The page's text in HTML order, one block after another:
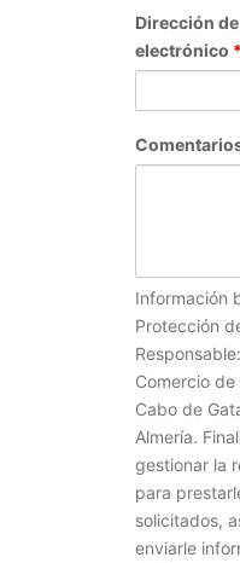
Dirección
electrónico *
Información
Protección
Comercio de
Cabo de
Almería.
gestionar la
para
solicitados,
enviarle